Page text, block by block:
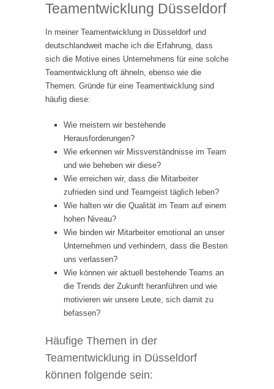
Teamentwicklung Düsseldorf
In meiner Teamentwicklung in Düsseldorf und
deutschlandweit mache ich die Erfahrung, dass
sich die Motive eines Unternehmens für eine solche
Teamentwicklung oft ähneln, ebenso wie die
Themen. Gründe für eine Teamentwicklung sind
häufig diese:
Wie meistern wir bestehende
Herausforderungen?
Wie erkennen wir Missverständnisse im Team
und wie beheben wir diese?
Wie erreichen wir, dass die Mitarbeiter
zufrieden sind und Teamgeist täglich leben?
Wie halten wir die Qualität im Team auf einem
hohen Niveau?
Wie binden wir Mitarbeiter emotional an unser
Unternehmen und verhindern, dass die Besten
uns verlassen?
Wie können wir aktuell bestehende Teams an
die Trends der Zukunft heranführen und wie
motivieren wir unsere Leute, sich damit zu
befassen?
Häufige Themen in der
Teamentwicklung in Düsseldorf
können folgende sein: